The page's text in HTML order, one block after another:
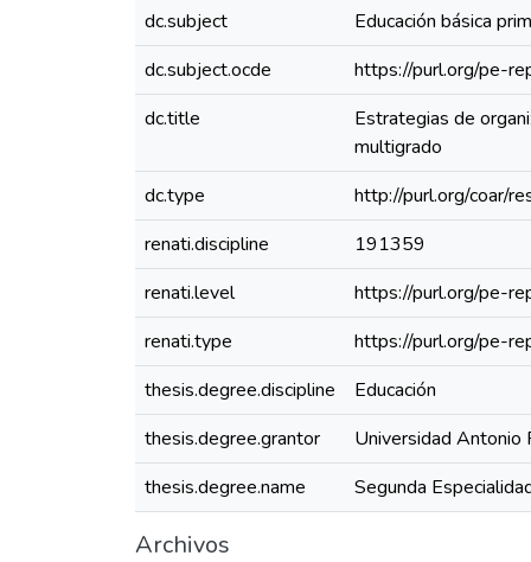
dc.subject
Educación básica
dc.subject.ocde
https://purl.org/pe-
dc.title
Estrategias de
multigrado
dc.type
http://purl.org/coar/
renati.discipline
191359
renati.level
https://purl.org/pe-
renati.type
https://purl.org/pe-
thesis.degree.discipline
Educación
thesis.degree.grantor
Universidad Antonio
thesis.degree.name
Segunda
Archivos